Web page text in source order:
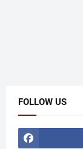
FOLLOW US